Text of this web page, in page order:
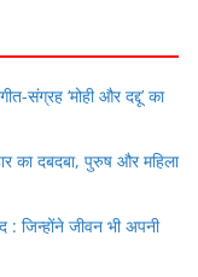
संग्रह ‘मोही और दद्दू’ का
का दबदबा, पुरुष और महिला
: जिन्होंने जीवन भी अपनी